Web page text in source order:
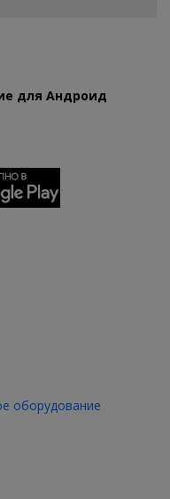
для Андроид
оборудование